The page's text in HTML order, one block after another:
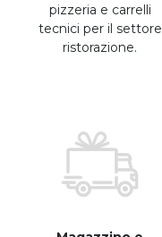
pizzeria e carrelli
tecnici per il settore
ristorazione.